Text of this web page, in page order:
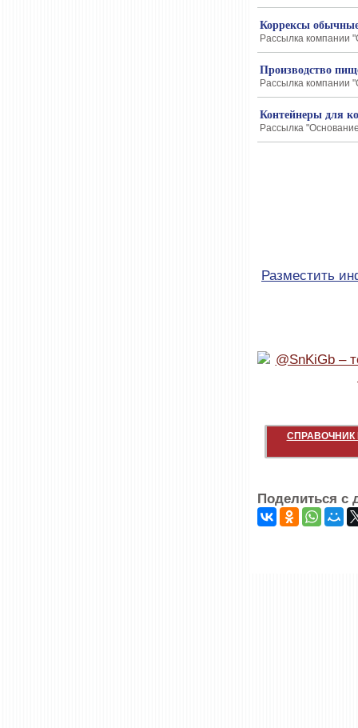
Коррексы
Рассылка компании
Производство
Рассылка компании
Контейнеры для
Рассылка
Разместить
СПРАВОЧНИК
Поделиться с